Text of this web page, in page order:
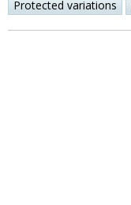
Protected variations